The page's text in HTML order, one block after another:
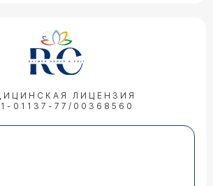
ЛИЦЕНЗИЯ
01137-77/00368560